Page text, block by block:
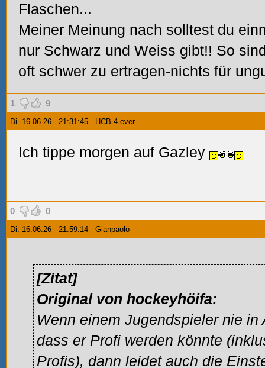
Flaschen...
Meiner Meinung nach solltest du
nur Schwarz und Weiss gibt!! So
oft schwer zu ertragen-nichts für
1 9
Di. 16.06.26 - 21:31:45 - HCB 4-ever
Ich tippe morgen auf Gazley
0 0
Di. 16.06.26 - 21:59:14 - Gianpaolo
[Zitat]
Original von hockeyhöifa:
Wenn einem Jugendspieler nie
dass er Profi werden könnte
Profis), dann leidet auch die